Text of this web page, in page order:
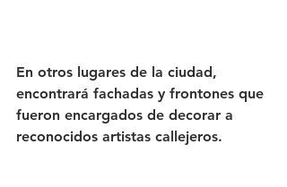
En otros lugares de la ciudad,
encontrará fachadas y frontones que
fueron encargados de decorar a
reconocidos artistas callejeros.